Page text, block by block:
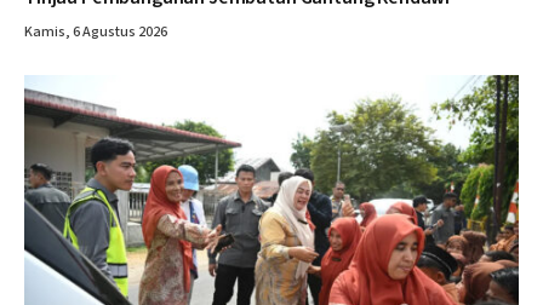
Kamis, 6 Agustus 2026